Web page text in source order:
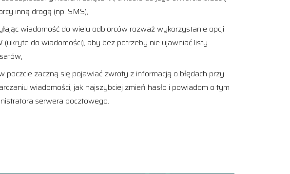
inną drogą (np. SMS),
wiadomość do wielu odbiorców rozważ wykorzystanie opcji
(ukryte do wiadomości), aby bez potrzeby nie ujawniać listy
poczcie zaczną się pojawiać zwroty z informacją o błędach przy
wiadomości, jak najszybciej zmień hasło i powiadom o tym
serwera pocztowego.